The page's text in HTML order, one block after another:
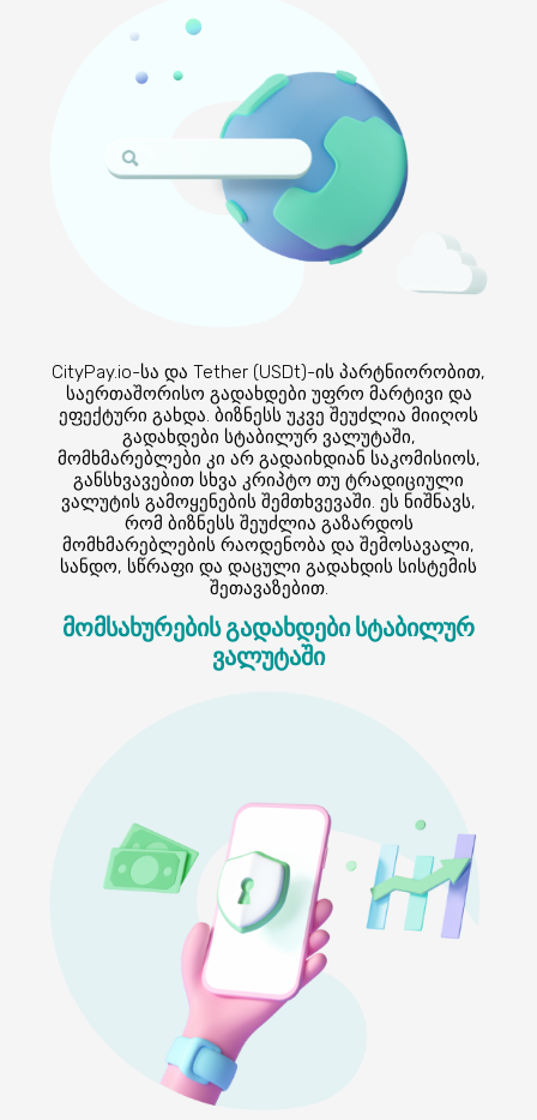
CityPay.io-სა და Tether (USDt)-ის პარტნიორობით,
საერთაშორისო გადახდები უფრო მარტივი და
ეფექტური გახდა. ბიზნესს უკვე შეუძლია მიიღოს
გადახდები სტაბილურ ვალუტაში,
მომხმარებლები კი არ გადაიხდიან საკომისიოს,
განსხვავებით სხვა კრიპტო თუ ტრადიციული
ვალუტის გამოყენების შემთხვევაში. ეს ნიშნავს,
რომ ბიზნესს შეუძლია გაზარდოს
მომხმარებლების რაოდენობა და შემოსავალი,
სანდო, სწრაფი და დაცული გადახდის სისტემის
შეთავაზებით.
მომსახურების გადახდები სტაბილურ
ვალუტაში